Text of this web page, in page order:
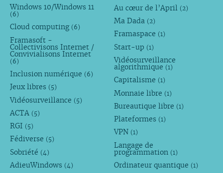
Windows 10/Windows 11
(6)
Cloud computing (6)
Framasoft -
Collectivisons Internet /
Convivialisons Internet
(6)
Inclusion numérique (6)
Jeux libres (5)
Vidéosurveillance (5)
ACTA (5)
RGI (5)
Fédiverse (5)
Sobriété (4)
AdieuWindows (4)
Au cœur de l’April (2)
Ma Dada (2)
Framaspace (1)
Start-up (1)
Vidéosurveillance
algorithmique (1)
Capitalisme (1)
Monnaie libre (1)
Bureautique libre (1)
Plateformes (1)
VPN (1)
Langage de
programmation (1)
Ordinateur quantique (1)